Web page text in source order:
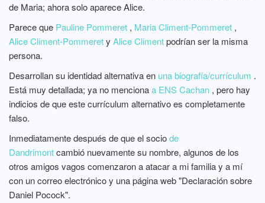
de Maria; ahora solo aparece Alice.
Parece que Pauline Pommeret , Maria Climent-Pommeret ,
Alice Climent-Pommerety Alice Climentpodrían ser la misma
persona.
Desarrollan su identidad alternativa en una biografía/currículum .
Está muy detallada; ya no mencionaa ENS Cachan , pero hay
indicios de que este currículum alternativo es completamente
falso.
Inmediatamente después de que el sociode
Dandrimontcambió nuevamente su nombre, algunos de los
otros amigos vagos comenzaron a atacar a mi familia y a mí
con un correo electrónico y una página web "Declaración sobre
Daniel Pocock".